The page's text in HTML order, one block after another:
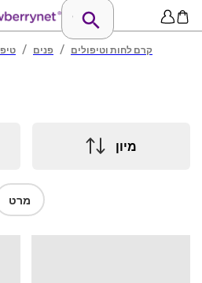
/ פנים / קרם לחות וטיפולים
מיון
מרט